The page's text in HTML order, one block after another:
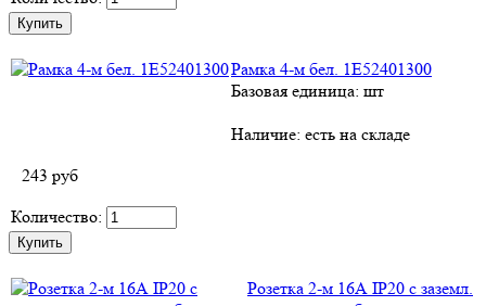
Рамка 4-м бел. 1E52401300
Базовая единица: шт
Наличие: есть на складе
243 руб
Количество:
Розетка 2-м 16А IP20 с заземл.